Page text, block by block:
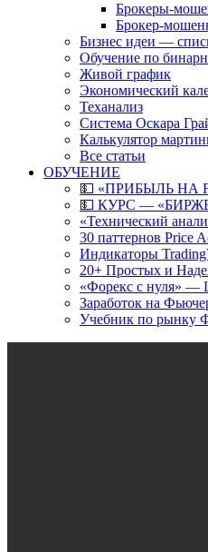
Брокеры-
Брокер-
Бизнес идеи —
Обучение по
Живой график
Экономический
Теханализ
Система Оскара
Калькулятор
Все статьи
ОБУЧЕНИЕ
💵 «ПРИБЫЛЬ НА
💵 КУРС —
«Технический
30 паттернов Price
Индикаторы
20+ Простых и
«Форекс с нуля» —
Заработок на
Учебник по